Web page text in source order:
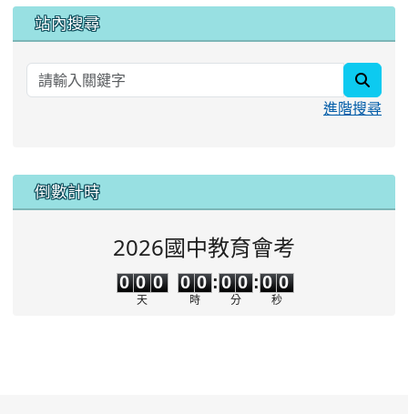
站內搜尋
進階搜尋
::: 倒數計時
2026國中教育會考
0 0 0
天
0
0
0
0
時
:
0
0
0
0
分
:
0
0
0
0
秒